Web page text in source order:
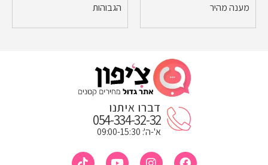
מענה מהיר
הגבוהות
דברו איתנו
054-334-32-32
א'-ה': 09:00-15:30